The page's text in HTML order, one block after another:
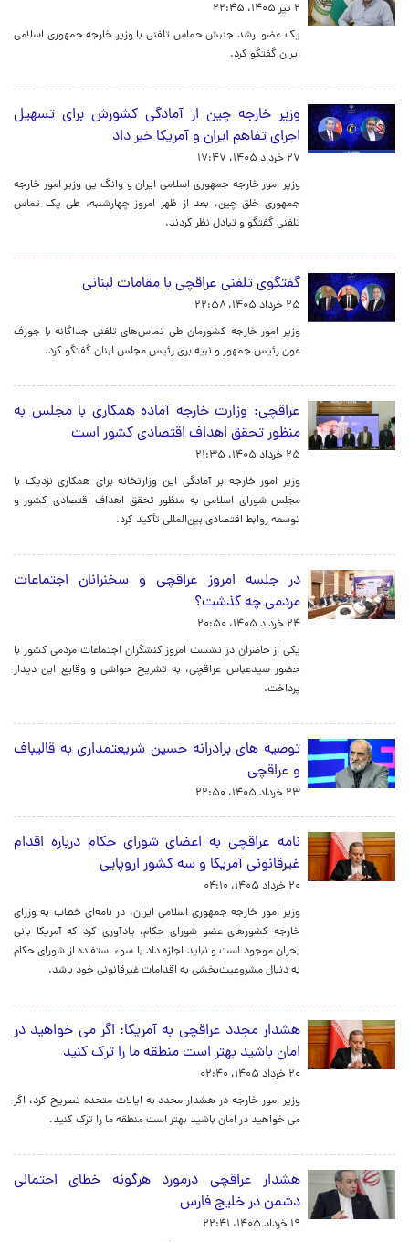
۲ تیر ۱۴۰۵، ۲۲:۴۵
یک عضو ارشد جنبش حماس تلفنی با وزیر خارجه جمهوری اسلامی
ایران گفتگو کرد.
وزیر خارجه چین از آمادگی کشورش برای تسهیل
اجرای تفاهم ایران و آمریکا خبر داد
۲۷ خرداد ۱۴۰۵، ۱۷:۴۷
وزیر امور خارجه جمهوری اسلامی ایران و وانگ یی وزیر امور خارجه
جمهوری خلق چین، بعد از ظهر امروز چهارشنبه، طی یک تماس
تلفنی گفتگو و تبادل نظر کردند.
گفتگوی تلفنی عراقچی با مقامات لبنانی
۲۵ خرداد ۱۴۰۵، ۲۲:۵۸
وزیر امور خارجه کشورمان طی تماس‌های تلفنی جداگانه با جوزف
عون رئیس جمهور و نبیه بری رئیس مجلس لبنان گفتگو کرد.
عراقچی: وزارت خارجه آماده همکاری با مجلس به
منظور تحقق اهداف اقتصادی کشور است
۲۵ خرداد ۱۴۰۵، ۲۱:۳۵
وزیر امور خارجه بر آمادگی این وزارتخانه برای همکاری نزدیک با
مجلس شورای اسلامی به منظور تحقق اهداف اقتصادی کشور و
توسعه روابط اقتصادی بین‌المللی تأکید کرد.
در جلسه امروز عراقچی و سخنرانان اجتماعات
مردمی چه گذشت؟
۲۴ خرداد ۱۴۰۵، ۲۰:۵۰
یکی از حاضران در نشست امروز کنشگران اجتماعات مردمی کشور با
حضور سیدعباس عراقچی، به تشریح حواشی و وقایع این دیدار
پرداخت.
توصیه های برادرانه حسین شریعتمداری به قالیباف
و عراقچی
۲۳ خرداد ۱۴۰۵، ۲۲:۵۰
نامه عراقچی به اعضای شورای حکام درباره اقدام
غیرقانونی آمریکا و سه کشور اروپایی
۲۰ خرداد ۱۴۰۵، ۰۴:۱۰
وزیر امور خارجه جمهوری اسلامی ایران، در نامه‌ای خطاب به وزرای
خارجه کشورهای عضو شورای حکام، یادآوری کرد که آمریکا بانی
بحران موجود است و نباید اجازه داد با سوء استفاده از شورای حکام
به دنبال مشروعیت‌بخشی به اقدامات غیرقانونی خود باشد.
هشدار مجدد عراقچی به آمریکا: اگر می خواهید در
امان باشید بهتر است منطقه ما را ترک کنید
۲۰ خرداد ۱۴۰۵، ۰۲:۴۰
وزیر امور خارجه در هشدار مجدد به ایالات متحده تصریح کرد، اگر
می خواهید در امان باشید بهتر است منطقه ما را ترک کنید.
هشدار عراقچی درمورد هرگونه خطای احتمالی
دشمن در خلیج فارس
۱۹ خرداد ۱۴۰۵، ۲۲:۴۱